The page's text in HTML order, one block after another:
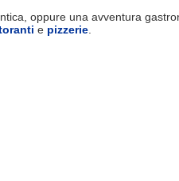
oppure una avventura
e pizzerie